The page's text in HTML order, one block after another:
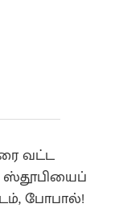
வட்ட
போபால்!